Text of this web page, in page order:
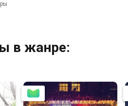
в жанре: